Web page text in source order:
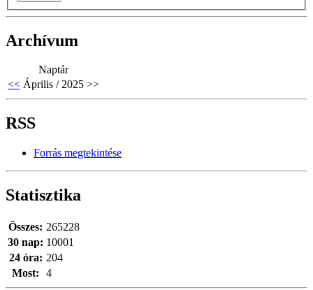
Archívum
Naptár
<< Április / 2025 >>
RSS
Forrás megtekintése
Statisztika
Most: 4
Összes: 265228
30 nap: 10001
24 óra: 204